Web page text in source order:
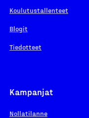
Koulutustallenteet
Blogit
Tiedotteet
Kampanjat
Nollatilanne